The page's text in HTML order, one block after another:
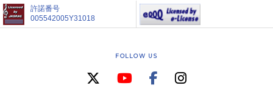
許諾番号
005542005Y31018
FOLLOW US